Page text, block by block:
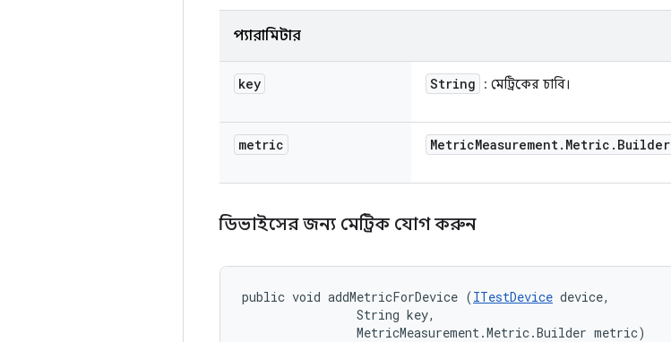
প্যারামিটার
key String : মেট্রিকের চাবি।
metric MetricMeasurement. Metric . Builder
ডিভাইসের জন্য মেট্রিক যোগ করুন
public void addMetricForDevice (ITestDevice device,
                String key,
                MetricMeasurement.Metric.Builder metric)